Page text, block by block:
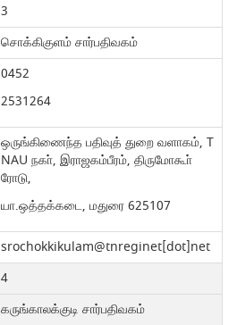
3
சொக்கிகுளம் சார்பதிவகம்
0452
2531264
ஒருங்கிணைந்த பதிவுத் துறை வளாகம், T
NAU நகா், இராஜகம்பீரம், திருமோகூா்
ரோடு,
யா.ஒத்தக்கடை, மதுரை 625107
srochokkikulam@tnreginet[dot]net
4
கருங்காலக்குடி சார்பதிவகம்